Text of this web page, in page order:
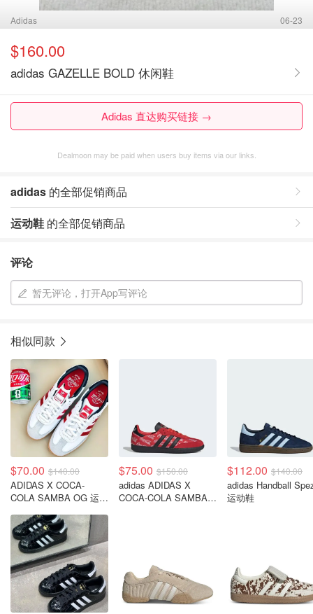
Adidas 06-23
$160.00
adidas GAZELLE BOLD 休闲鞋
Adidas 直达购买链接 →
Dealmoon may be paid when users buy items via our links.
adidas 的全部促销商品
运动鞋 的全部促销商品
评论
暂无评论，打开App写评论
相似同款
$70.00 $140.00
ADIDAS X COCA-
COLA SAMBA OG 运动
$75.00 $150.00
adidas ADIDAS X
COCA-COLA SAMBA
$112.00 $140.00
adidas Handball
运动鞋